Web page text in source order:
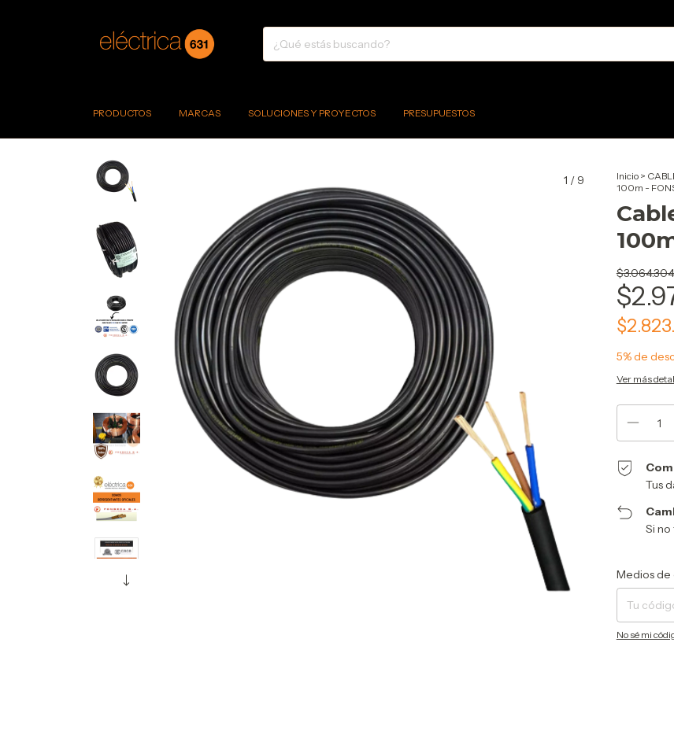
PRODUCTOS MARCAS SOLUCIONES Y PROYECTOS PRESUPUESTOS
1 / 9 Inicio >
100m -
5% de
Ver más
Tus
Si
Entregas para
Medios de
No sé mi